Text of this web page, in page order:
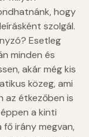
hogy
szolgál.
Esetleg
minden és
akár még kis
közeg, ami
az étkezőben is
a kinti
fő irány megvan,